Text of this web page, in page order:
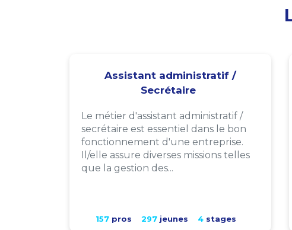
Assistant administratif /
Secrétaire
Le métier d'assistant administratif /
secrétaire est essentiel dans le bon
fonctionnement d'une entreprise.
Il/elle assure diverses missions telles
que la gestion des...
157pros 297jeunes 4stages